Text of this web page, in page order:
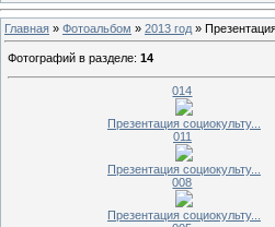
Главная » Фотоальбом » 2013 год »
Фотографий в разделе: 14
014
Презентация социокульту...
011
Презентация социокульту...
008
Презентация социокульту...